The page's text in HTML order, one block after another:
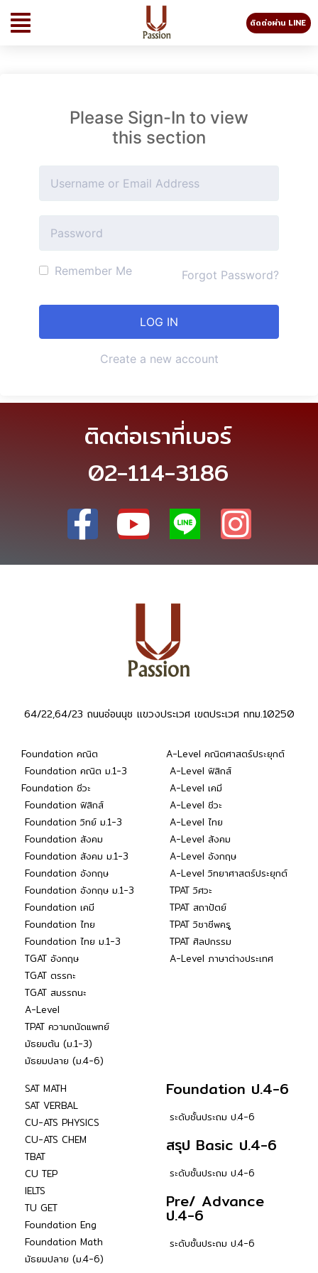
ติดต่อผ่าน LINE
Please Sign-In to view
this section
Remember Me Forgot Password?
Create a new account
ติดต่อเราที่เบอร์
02-114-3186
64/22,64/23 ถนนอ่อนนุช แขวงประเวศ เขตประเวศ กทม.10250
Foundation คณิต
Foundation คณิต ม.1-3
Foundation ชีวะ
Foundation ฟิสิกส์
Foundation วิทย์ ม.1-3
Foundation สังคม
Foundation สังคม ม.1-3
Foundation อังกฤษ
Foundation อังกฤษ ม.1-3
Foundation เคมี
Foundation ไทย
Foundation ไทย ม.1-3
TGAT อังกฤษ
TGAT ตรรกะ
TGAT สมรรถนะ
A-Level
TPAT ความถนัดแพทย์
มัธยมต้น (ม.1-3)
มัธยมปลาย (ม.4-6)
A-Level คณิตศาสตร์ประยุกต์
A-Level ฟิสิกส์
A-Level เคมี
A-Level ชีวะ
A-Level ไทย
A-Level สังคม
A-Level อังกฤษ
A-Level วิทยาศาสตร์ประยุกต์
TPAT วิศวะ
TPAT สถาปัตย์
TPAT วิชาชีพครู
TPAT ศิลปกรรม
A-Level ภาษาต่างประเทศ
SAT MATH
SAT VERBAL
CU-ATS PHYSICS
CU-ATS CHEM
TBAT
CU TEP
IELTS
TU GET
Foundation Eng
Foundation Math
มัธยมปลาย (ม.4-6)
Foundation ป.4-6
ระดับชั้นประถม ป.4-6
สรุป Basic ป.4-6
ระดับชั้นประถม ป.4-6
Pre/ Advance
ป.4-6
ระดับชั้นประถม ป.4-6